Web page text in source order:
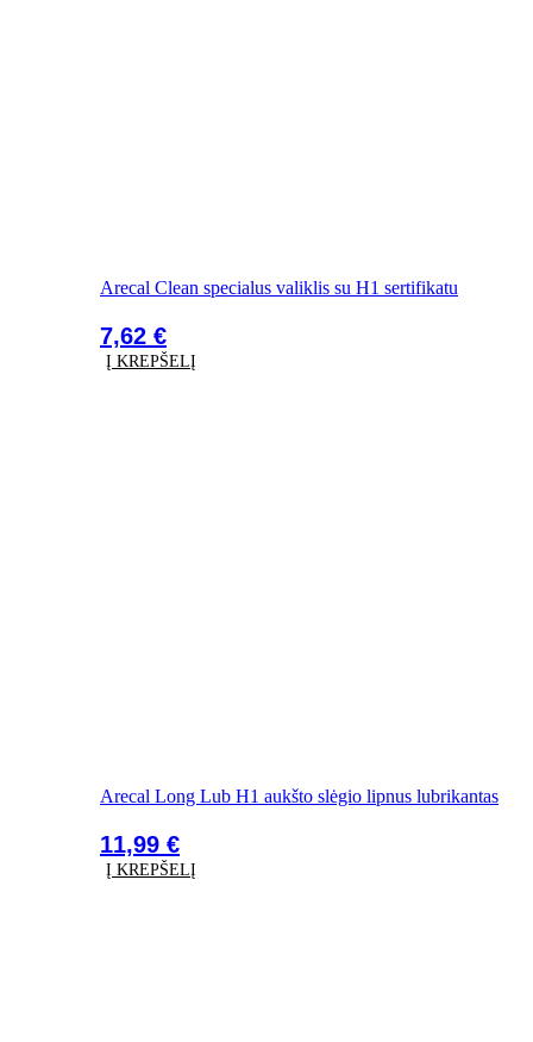
Arecal Clean specialus valiklis su H1 sertifikatu
7,62 €
Į KREPŠELĮ
Arecal Long Lub H1 aukšto slėgio lipnus lubrikantas
11,99 €
Į KREPŠELĮ